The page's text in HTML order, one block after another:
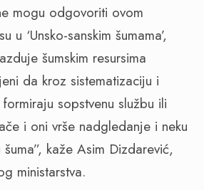
mogu odgovoriti ovom
u ‘Unsko-sanskim šumama’,
šumskim resursima
da kroz sistematizaciju i
sopstvenu službu ili
i oni vrše nadgledanje i neku
kaže Asim Dizdarević,
ministarstva.